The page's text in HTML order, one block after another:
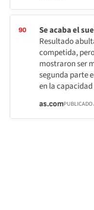
90 Se acaba el
Resultado
competida,
mostraron ser
segunda parte
en la
as.comPUBLICADO